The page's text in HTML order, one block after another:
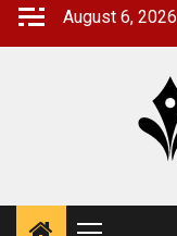
Skip
August 6, 2026